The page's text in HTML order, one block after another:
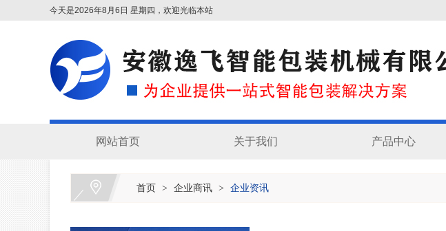
今天是2026年8月6日 星期四，欢迎光临本站
网站首页 关于我们 产品中心
首页 > 企业商讯 > 企业资讯